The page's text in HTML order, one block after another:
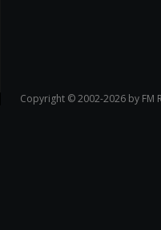
Copyright © 2002-2026 by FM